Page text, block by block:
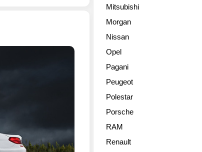
Pepper
Dallas,
Texas,
U.S.A.
Mitsubishi
Morgan
Nissan
Opel
Pagani
Peugeot
Polestar
Porsche
RAM
Renault